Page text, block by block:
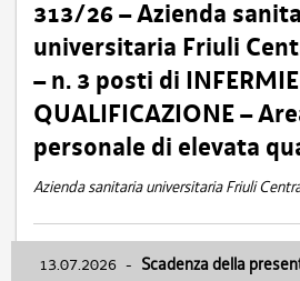
313/26 – Azienda
universitaria Friuli
– n. 3 posti di
QUALIFICAZIONE –
personale di elevata
Azienda sanitaria universitaria Friuli
13.07.2026 - Scadenza della